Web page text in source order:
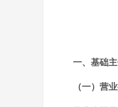
一、基础
（一）营